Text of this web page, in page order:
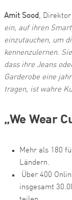
Amit Sood, Direktor
ein, auf ihren
einzutauchen, um
kennenzulernen.
dass ihre Jeans
Garderobe eine
tragen, ist wahre
„We Wear
Mehr als 180
Ländern.
Über 400
insgesamt